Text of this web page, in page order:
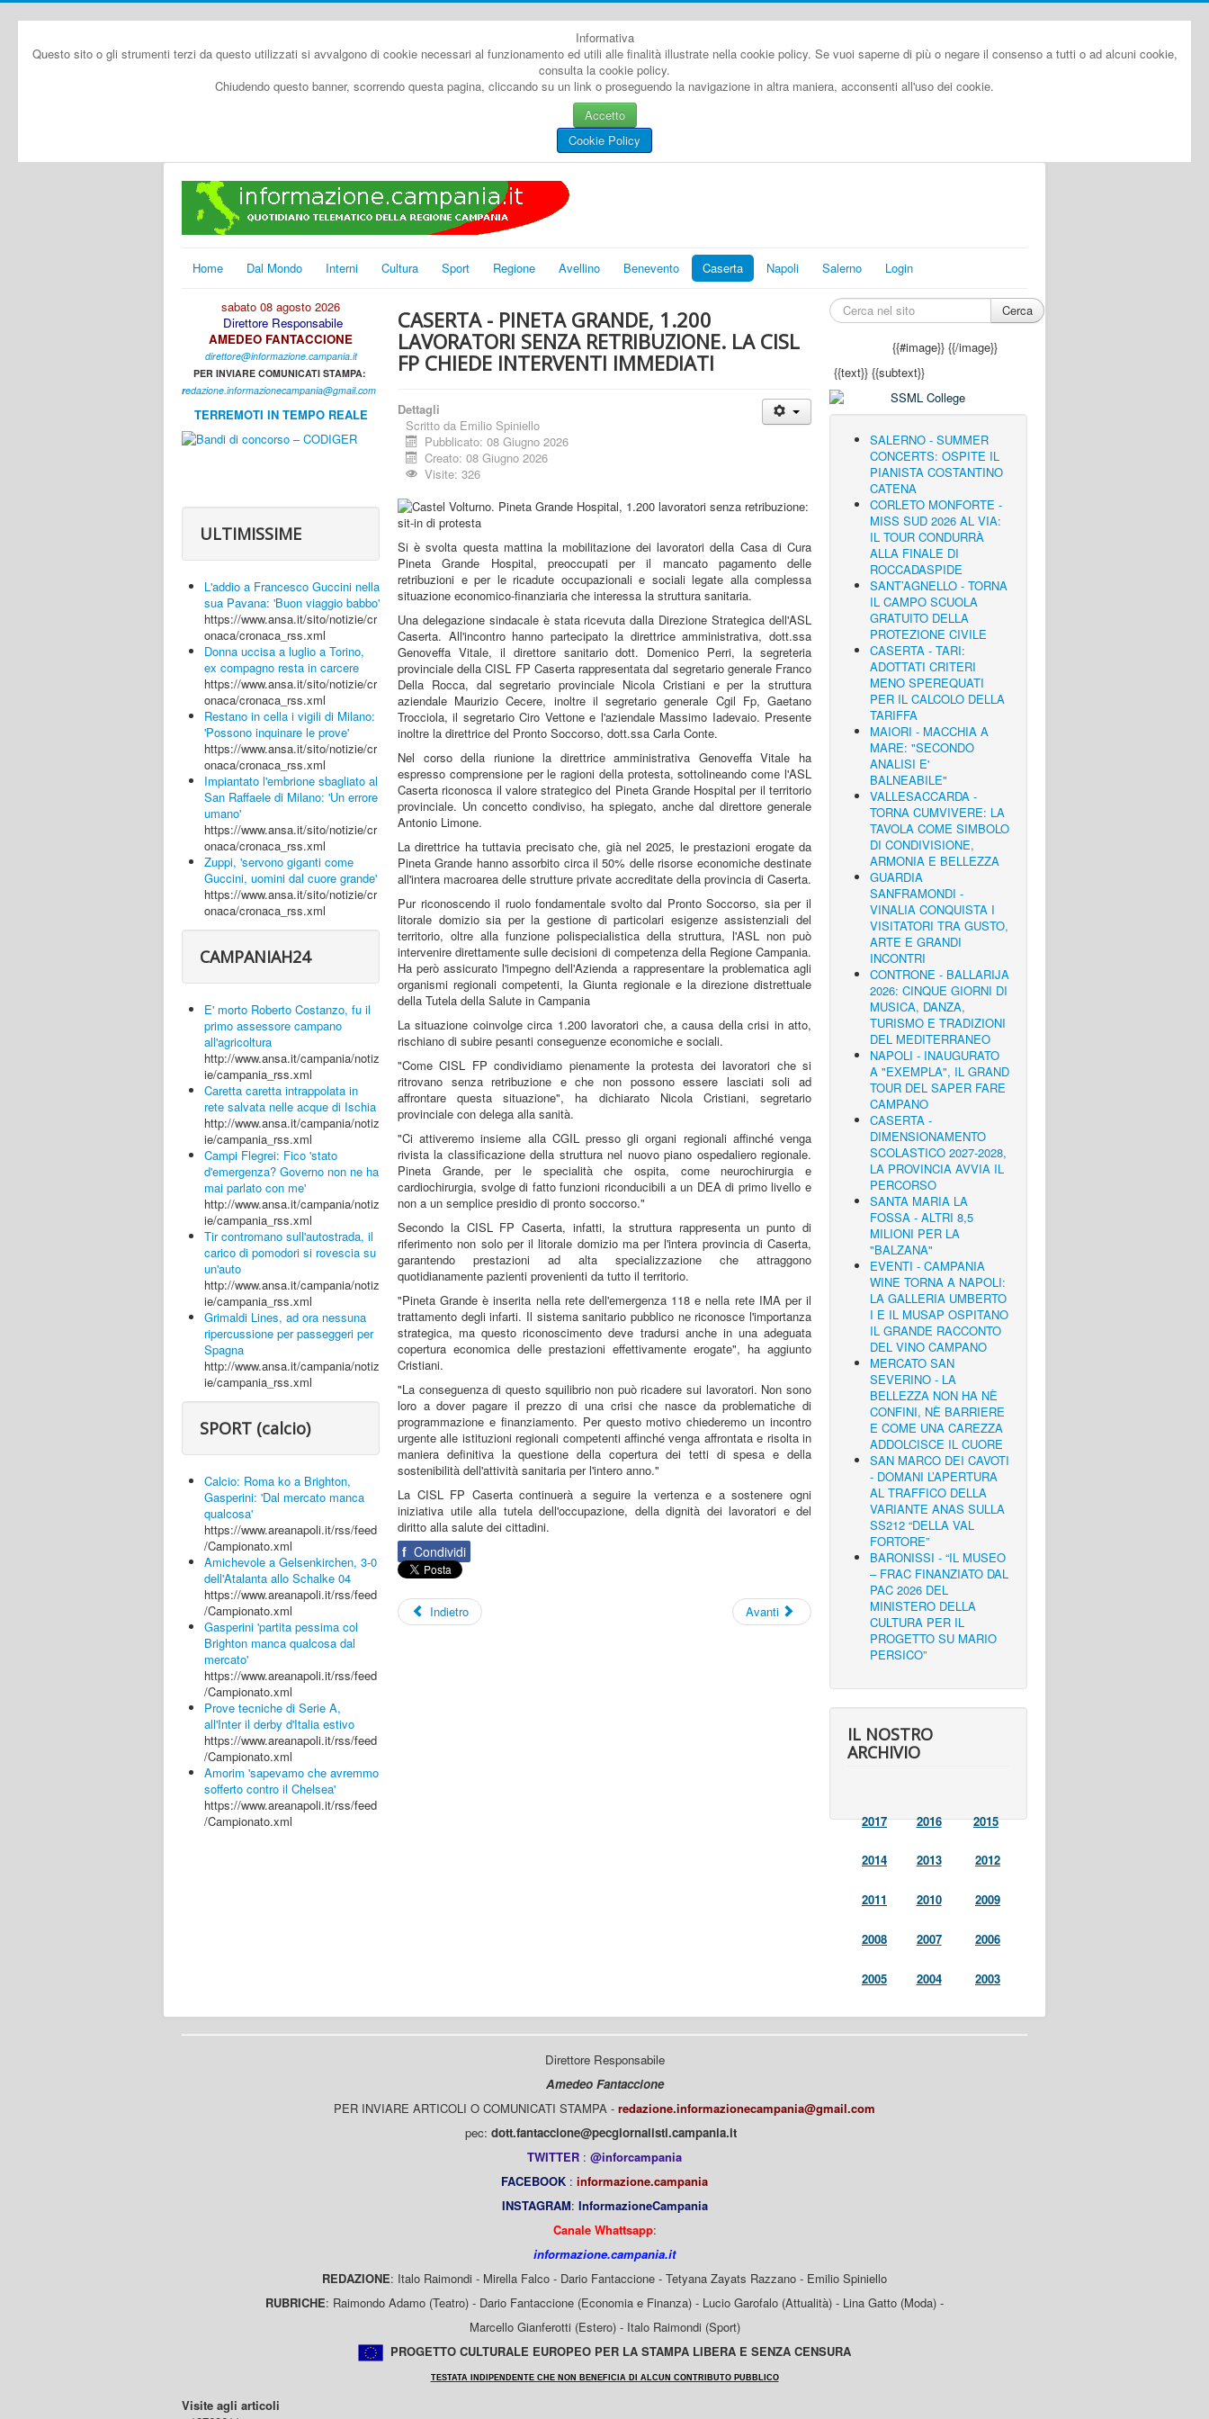
Informativa
Questo sito o gli strumenti terzi da questo utilizzati si avvalgono di cookie necessari al funzionamento ed utili alle finalità illustrate nella cookie policy. Se vuoi saperne di più o negare il consenso a tutti o ad alcuni cookie,
consulta la cookie policy.
Chiudendo questo banner, scorrendo questa pagina, cliccando su un link o proseguendo la navigazione in altra maniera, acconsenti all'uso dei cookie.
Accetto
Cookie Policy
Home Dal Mondo Interni Cultura Sport Regione Avellino Benevento Caserta Napoli Salerno Login
sabato 08 agosto 2026
Direttore Responsabile
AMEDEO FANTACCIONE
direttore@informazione.campania.it
PER INVIARE COMUNICATI STAMPA:
redazione.informazionecampania@gmail.com
TERREMOTI IN TEMPO REALE
ULTIMISSIME
L'addio a Francesco Guccini nella
sua Pavana: 'Buon viaggio babbo'
https://www.ansa.it/sito/notizie/cr
onaca/cronaca_rss.xml
Donna uccisa a luglio a Torino,
ex compagno resta in carcere
https://www.ansa.it/sito/notizie/cr
onaca/cronaca_rss.xml
Restano in cella i vigili di Milano:
'Possono inquinare le prove'
https://www.ansa.it/sito/notizie/cr
onaca/cronaca_rss.xml
Impiantato l'embrione sbagliato al
San Raffaele di Milano: 'Un errore
umano'
https://www.ansa.it/sito/notizie/cr
onaca/cronaca_rss.xml
Zuppi, 'servono giganti come
Guccini, uomini dal cuore grande'
https://www.ansa.it/sito/notizie/cr
onaca/cronaca_rss.xml
CAMPANIAH24
E' morto Roberto Costanzo, fu il
primo assessore campano
all'agricoltura
http://www.ansa.it/campania/notiz
ie/campania_rss.xml
Caretta caretta intrappolata in
rete salvata nelle acque di Ischia
http://www.ansa.it/campania/notiz
ie/campania_rss.xml
Campi Flegrei: Fico 'stato
d'emergenza? Governo non ne ha
mai parlato con me'
http://www.ansa.it/campania/notiz
ie/campania_rss.xml
Tir contromano sull'autostrada, il
carico di pomodori si rovescia su
un'auto
http://www.ansa.it/campania/notiz
ie/campania_rss.xml
Grimaldi Lines, ad ora nessuna
ripercussione per passeggeri per
Spagna
http://www.ansa.it/campania/notiz
ie/campania_rss.xml
SPORT (calcio)
Calcio: Roma ko a Brighton,
Gasperini: 'Dal mercato manca
qualcosa'
https://www.areanapoli.it/rss/feed
/Campionato.xml
Amichevole a Gelsenkirchen, 3-0
dell'Atalanta allo Schalke 04
https://www.areanapoli.it/rss/feed
/Campionato.xml
Gasperini 'partita pessima col
Brighton manca qualcosa dal
mercato'
https://www.areanapoli.it/rss/feed
/Campionato.xml
Prove tecniche di Serie A,
all'Inter il derby d'Italia estivo
https://www.areanapoli.it/rss/feed
/Campionato.xml
Amorim 'sapevamo che avremmo
sofferto contro il Chelsea'
https://www.areanapoli.it/rss/feed
/Campionato.xml
CASERTA - PINETA GRANDE, 1.200
LAVORATORI SENZA RETRIBUZIONE. LA CISL
FP CHIEDE INTERVENTI IMMEDIATI
Dettagli
Scritto da Emilio Spiniello
Pubblicato: 08 Giugno 2026
Creato: 08 Giugno 2026
Visite: 326
Si è svolta questa mattina la mobilitazione dei lavoratori della Casa di Cura
Pineta Grande Hospital, preoccupati per il mancato pagamento delle
retribuzioni e per le ricadute occupazionali e sociali legate alla complessa
situazione economico-finanziaria che interessa la struttura sanitaria.
Una delegazione sindacale è stata ricevuta dalla Direzione Strategica dell'ASL
Caserta. All'incontro hanno partecipato la direttrice amministrativa, dott.ssa
Genoveffa Vitale, il direttore sanitario dott. Domenico Perri, la segreteria
provinciale della CISL FP Caserta rappresentata dal segretario generale Franco
Della Rocca, dal segretario provinciale Nicola Cristiani e per la struttura
aziendale Maurizio Cecere, inoltre il segretario generale Cgil Fp, Gaetano
Trocciola, il segretario Ciro Vettone e l'aziendale Massimo Iadevaio. Presente
inoltre la direttrice del Pronto Soccorso, dott.ssa Carla Conte.
Nel corso della riunione la direttrice amministrativa Genoveffa Vitale ha
espresso comprensione per le ragioni della protesta, sottolineando come l'ASL
Caserta riconosca il valore strategico del Pineta Grande Hospital per il territorio
provinciale. Un concetto condiviso, ha spiegato, anche dal direttore generale
Antonio Limone.
La direttrice ha tuttavia precisato che, già nel 2025, le prestazioni erogate da
Pineta Grande hanno assorbito circa il 50% delle risorse economiche destinate
all'intera macroarea delle strutture private accreditate della provincia di Caserta.
Pur riconoscendo il ruolo fondamentale svolto dal Pronto Soccorso, sia per il
litorale domizio sia per la gestione di particolari esigenze assistenziali del
territorio, oltre alla funzione polispecialistica della struttura, l'ASL non può
intervenire direttamente sulle decisioni di competenza della Regione Campania.
Ha però assicurato l'impegno dell'Azienda a rappresentare la problematica agli
organismi regionali competenti, la Giunta regionale e la direzione distrettuale
della Tutela della Salute in Campania
La situazione coinvolge circa 1.200 lavoratori che, a causa della crisi in atto,
rischiano di subire pesanti conseguenze economiche e sociali.
"Come CISL FP condividiamo pienamente la protesta dei lavoratori che si
ritrovano senza retribuzione e che non possono essere lasciati soli ad
affrontare questa situazione", ha dichiarato Nicola Cristiani, segretario
provinciale con delega alla sanità.
"Ci attiveremo insieme alla CGIL presso gli organi regionali affinché venga
rivista la classificazione della struttura nel nuovo piano ospedaliero regionale.
Pineta Grande, per le specialità che ospita, come neurochirurgia e
cardiochirurgia, svolge di fatto funzioni riconducibili a un DEA di primo livello e
non a un semplice presidio di pronto soccorso."
Secondo la CISL FP Caserta, infatti, la struttura rappresenta un punto di
riferimento non solo per il litorale domizio ma per l'intera provincia di Caserta,
garantendo prestazioni ad alta specializzazione che attraggono
quotidianamente pazienti provenienti da tutto il territorio.
"Pineta Grande è inserita nella rete dell'emergenza 118 e nella rete IMA per il
trattamento degli infarti. Il sistema sanitario pubblico ne riconosce l'importanza
strategica, ma questo riconoscimento deve tradursi anche in una adeguata
copertura economica delle prestazioni effettivamente erogate", ha aggiunto
Cristiani.
"La conseguenza di questo squilibrio non può ricadere sui lavoratori. Non sono
loro a dover pagare il prezzo di una crisi che nasce da problematiche di
programmazione e finanziamento. Per questo motivo chiederemo un incontro
urgente alle istituzioni regionali competenti affinché venga affrontata e risolta in
maniera definitiva la questione della copertura dei tetti di spesa e della
sostenibilità dell'attività sanitaria per l'intero anno."
La CISL FP Caserta continuerà a seguire la vertenza e a sostenere ogni
iniziativa utile alla tutela dell'occupazione, della dignità dei lavoratori e del
diritto alla salute dei cittadini.
f Condividi
Indietro Avanti
Cerca
{{#image}}{{/image}}
{{text}} {{subtext}}
SALERNO - SUMMER
CONCERTS: OSPITE IL
PIANISTA COSTANTINO
CATENA
CORLETO MONFORTE -
MISS SUD 2026 AL VIA:
IL TOUR CONDURRÀ
ALLA FINALE DI
ROCCADASPIDE
SANT’AGNELLO - TORNA
IL CAMPO SCUOLA
GRATUITO DELLA
PROTEZIONE CIVILE
CASERTA - TARI:
ADOTTATI CRITERI
MENO SPEREQUATI
PER IL CALCOLO DELLA
TARIFFA
MAIORI - MACCHIA A
MARE: "SECONDO
ANALISI E'
BALNEABILE"
VALLESACCARDA -
TORNA CUMVIVERE: LA
TAVOLA COME SIMBOLO
DI CONDIVISIONE,
ARMONIA E BELLEZZA
GUARDIA
SANFRAMONDI -
VINALIA CONQUISTA I
VISITATORI TRA GUSTO,
ARTE E GRANDI
INCONTRI
CONTRONE - BALLARIJA
2026: CINQUE GIORNI DI
MUSICA, DANZA,
TURISMO E TRADIZIONI
DEL MEDITERRANEO
NAPOLI - INAUGURATO
A "EXEMPLA", IL GRAND
TOUR DEL SAPER FARE
CAMPANO
CASERTA -
DIMENSIONAMENTO
SCOLASTICO 2027-2028,
LA PROVINCIA AVVIA IL
PERCORSO
SANTA MARIA LA
FOSSA - ALTRI 8,5
MILIONI PER LA
"BALZANA"
EVENTI - CAMPANIA
WINE TORNA A NAPOLI:
LA GALLERIA UMBERTO
I E IL MUSAP OSPITANO
IL GRANDE RACCONTO
DEL VINO CAMPANO
MERCATO SAN
SEVERINO - LA
BELLEZZA NON HA NÈ
CONFINI, NÈ BARRIERE
E COME UNA CAREZZA
ADDOLCISCE IL CUORE
SAN MARCO DEI CAVOTI
- DOMANI L’APERTURA
AL TRAFFICO DELLA
VARIANTE ANAS SULLA
SS212 “DELLA VAL
FORTORE”
BARONISSI - “IL MUSEO
– FRAC FINANZIATO DAL
PAC 2026 DEL
MINISTERO DELLA
CULTURA PER IL
PROGETTO SU MARIO
PERSICO”
IL NOSTRO
ARCHIVIO
2017 2016 2015
2014 2013 2012
2011 2010 2009
2008 2007 2006
2005 2004 2003
Direttore Responsabile
Amedeo Fantaccione
PER INVIARE ARTICOLI O COMUNICATI STAMPA - redazione.informazionecampania@gmail.com
pec: dott.fantaccione@pecgiornalisti.campania.it
TWITTER : @inforcampania
FACEBOOK : informazione.campania
INSTAGRAM: InformazioneCampania
Canale Whattsapp:
informazione.campania.it
REDAZIONE: Italo Raimondi - Mirella Falco - Dario Fantaccione - Tetyana Zayats Razzano - Emilio Spiniello
RUBRICHE: Raimondo Adamo (Teatro) - Dario Fantaccione (Economia e Finanza) - Lucio Garofalo (Attualità) - Lina Gatto (Moda) -
Marcello Gianferotti (Estero) - Italo Raimondi (Sport)
PROGETTO CULTURALE EUROPEO PER LA STAMPA LIBERA E SENZA CENSURA
TESTATA INDIPENDENTE CHE NON BENEFICIA DI ALCUN CONTRIBUTO PUBBLICO
Visite agli articoli